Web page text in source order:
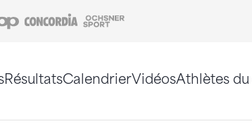
Coop Concordia
RésultatsCalendrierVidéosAthlètes